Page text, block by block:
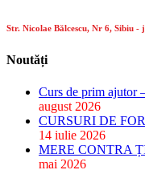
Str. Nicolae Bălcescu, Nr 6, Sibiu -
Noutăți
Curs de prim ajutor
august 2026
CURSURI DE
14 iulie 2026
MERE CONTRA
mai 2026